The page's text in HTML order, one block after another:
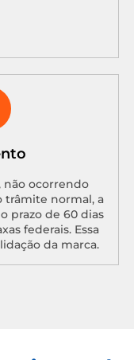
não ocorrendo
trâmite normal, a
prazo de 60 dias
federais. Essa
da marca.